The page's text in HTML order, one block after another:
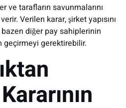
ve tarafların savunmalarını
Verilen karar, şirket yapısını
diğer pay sahiplerinin
geçirmeyi gerektirebilir.